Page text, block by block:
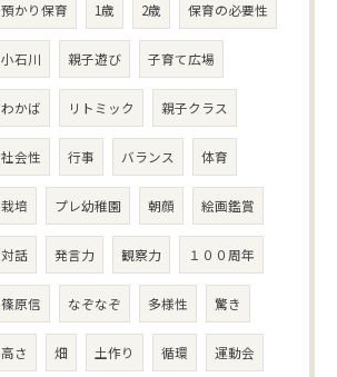
預かり保育 1歳 2歳 保育の必要性
小石川 親子遊び 子育て広場
わかば リトミック 親子クラス
社会性 行事 バランス 体育
栽培 プレ幼稚園 朝顔 絵画鑑賞
対話 発言力 観察力 １００周年
篠原信 なぞなぞ 多様性 驚き
高さ 畑 土作り 循環 運動会